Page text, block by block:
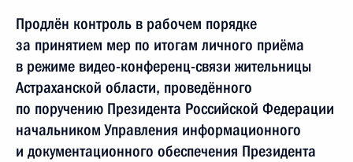
Продлён контроль в рабочем порядке
за принятием мер по итогам личного приёма
в режиме видео-конференц-связи жительницы
Астраханской области, проведённого
по поручению Президента Российской Федерации
начальником Управления информационного
и документационного обеспечения Президента